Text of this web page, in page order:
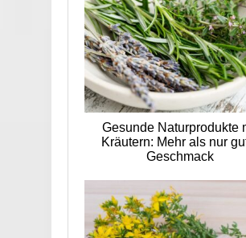
Gesunde Naturprodukte
Kräutern: Mehr als nur
Geschmack